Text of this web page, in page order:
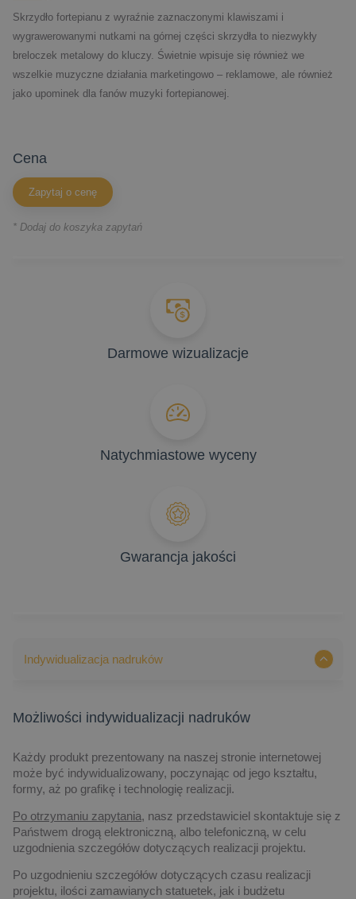
Skrzydło fortepianu z wyraźnie zaznaczonymi klawiszami i
wygrawerowanymi nutkami na górnej części skrzydła to niezwykły
breloczek metalowy do kluczy. Świetnie wpisuje się również we
wszelkie muzyczne działania marketingowo – reklamowe, ale również
jako upominek dla fanów muzyki fortepianowej.
cena
Zapytaj o cenę
* Dodaj do koszyka zapytań
Darmowe wizualizacje
Natychmiastowe wyceny
Gwarancja jakości
Indywidualizacja nadruków
Możliwości indywidualizacji nadruków
Każdy produkt prezentowany na naszej stronie internetowej
może być indywidualizowany, poczynając od jego kształtu,
formy, aż po grafikę i technologię realizacji.
Po otrzymaniu zapytania, nasz przedstawiciel skontaktuje się z
Państwem drogą elektroniczną, albo telefoniczną, w celu
uzgodnienia szczegółów dotyczących realizacji projektu.
Po uzgodnieniu szczegółów dotyczących czasu realizacji
projektu, ilości zamawianych statuetek, jak i budżetu